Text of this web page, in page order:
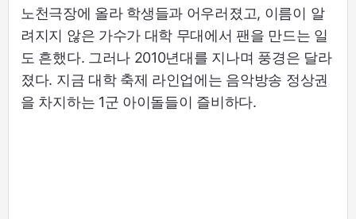
노천극장에 올라 학생들과 어우러졌고, 이름이 알
려지지 않은 가수가 대학 무대에서 팬을 만드는 일
도 흔했다. 그러나 2010년대를 지나며 풍경은 달라
졌다. 지금 대학 축제 라인업에는 음악방송 정상권
을 차지하는 1군 아이돌들이 즐비하다.